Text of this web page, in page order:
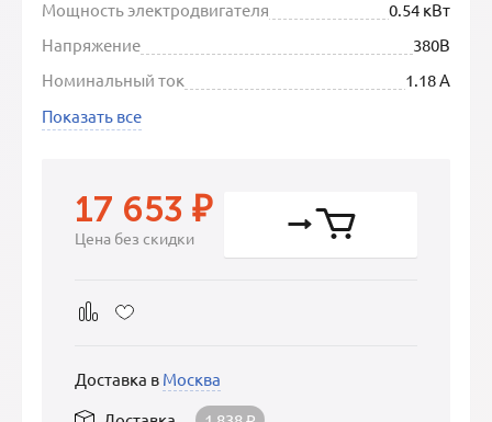
Мощность электродвигателя
0.54 кВт
Напряжение
380В
Номинальный ток
1.18 А
Показать все
17 653 ₽
Цена без скидки
Доставка в Москва